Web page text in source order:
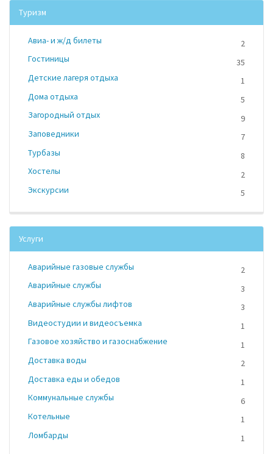
Туризм
Авиа- и ж/д билеты
2
Гостиницы
35
Детские лагеря отдыха
1
Дома отдыха
5
Загородный отдых
9
Заповедники
7
Турбазы
8
Хостелы
2
Экскурсии
5
Услуги
Аварийные газовые службы
2
Аварийные службы
3
Аварийные службы лифтов
3
Видеостудии и видеосъемка
1
Газовое хозяйство и газоснабжение
1
Доставка воды
2
Доставка еды и обедов
1
Коммунальные службы
6
Котельные
1
Ломбарды
1